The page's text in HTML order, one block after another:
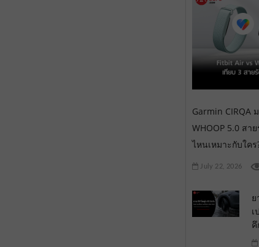
Garmin CIRQA
WHOOP 5.0 สา
ไหนเหมาะกับใคร
July 22, 2026
เ